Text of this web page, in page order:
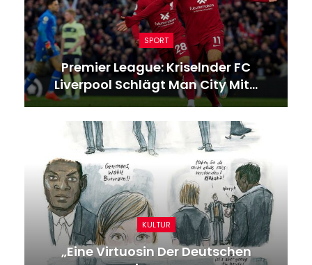
SPORT
Premier League: Kriselnder FC
Liverpool Schlägt Man City Mit…
KULTUR
„Eine Virtuosin Der Deutschen